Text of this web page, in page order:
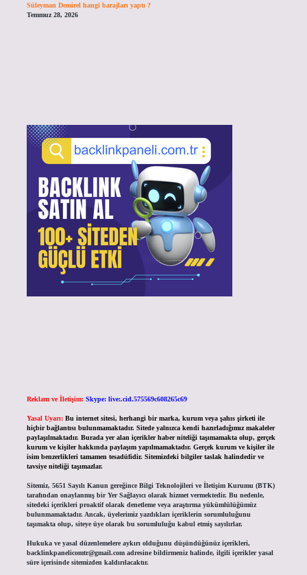
Süleyman Demirel hangi barajları yaptı ?
Temmuz 28, 2026
Reklam ve İletişim: Skype: live:.cid.575569c608265c69
Yasal Uyarı: Bu internet sitesi, herhangi bir marka, kurum veya şahıs şirketi ile
hiçbir bağlantısı bulunmamaktadır. Sitede yalnızca kendi hazırladığımız makaleler
paylaşılmaktadır. Burada yer alan içerikler haber niteliği taşımamakta olup, gerçek
kurum ve kişiler hakkında paylaşım yapılmamaktadır. Gerçek kurum ve kişiler ile
isim benzerlikleri tamamen tesadüfidir. Sitemizdeki bilgiler taslak halindedir ve
tavsiye niteliği taşımazlar.
Sitemiz, 5651 Sayılı Kanun gereğince Bilgi Teknolojileri ve İletişim Kurumu (BTK)
tarafından onaylanmış bir Yer Sağlayıcı olarak hizmet vermektedir. Bu nedenle,
sitedeki içerikleri proaktif olarak denetleme veya araştırma yükümlülüğümüz
bulunmamaktadır. Ancak, üyelerimiz yazdıkları içeriklerin sorumluluğunu
taşımakta olup, siteye üye olarak bu sorumluluğu kabul etmiş sayılırlar.
Hukuka ve yasal düzenlemelere aykırı olduğunu düşündüğünüz içerikleri,
backlinkpanelicomtr@gmail.comadresine bildirmeniz halinde, ilgili içerikler yasal
süre içerisinde sitemizden kaldırılacaktır.